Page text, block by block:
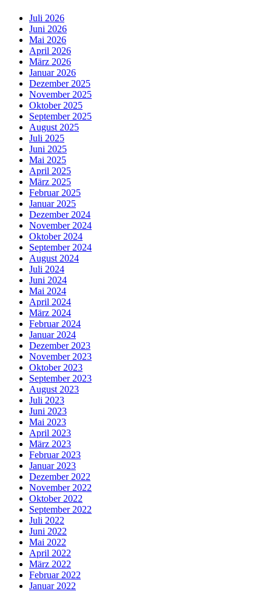
Juli 2026
Juni 2026
Mai 2026
April 2026
März 2026
Januar 2026
Dezember 2025
November 2025
Oktober 2025
September 2025
August 2025
Juli 2025
Juni 2025
Mai 2025
April 2025
März 2025
Februar 2025
Januar 2025
Dezember 2024
November 2024
Oktober 2024
September 2024
August 2024
Juli 2024
Juni 2024
Mai 2024
April 2024
März 2024
Februar 2024
Januar 2024
Dezember 2023
November 2023
Oktober 2023
September 2023
August 2023
Juli 2023
Juni 2023
Mai 2023
April 2023
März 2023
Februar 2023
Januar 2023
Dezember 2022
November 2022
Oktober 2022
September 2022
Juli 2022
Juni 2022
Mai 2022
April 2022
März 2022
Februar 2022
Januar 2022